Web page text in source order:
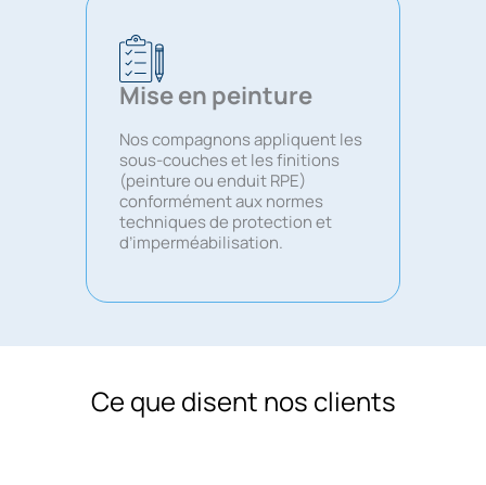
Mise en peinture
Nos compagnons appliquent les
sous-couches et les finitions
(peinture ou enduit RPE)
conformément aux normes
techniques de protection et
d’imperméabilisation.
Ce que disent nos clients